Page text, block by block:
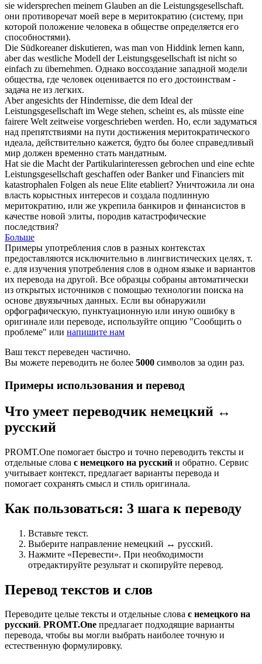
sie widersprechen meinem Glauben an die Leistungsgesellschaft.
они противоречат моей вере в меритократию (систему, при
которой положение человека в обществе определяется его
способностями).
Die Südkoreaner diskutieren, was man von Hiddink lernen kann,
aber das westliche Modell derLeistungsgesellschaft ist nicht so
einfach zu übernehmen. Однако воссоздание западной модели
общества, где человек оценивается по его достоинствам -
задача не из легких.
Aber angesichts der Hindernisse, die dem Ideal der
Leistungsgesellschaft im Wege stehen, scheint es, als müsste eine
fairere Welt zeitweise vorgeschrieben werden. Но, если задуматься
над препятствиями на пути достижения меритократического
идеала, действительно кажется, будто бы более справедливый
мир должен временно стать мандатным.
Hat sie die Macht der Partikularinteressen gebrochen und eine echte
Leistungsgesellschaft geschaffen oder Banker und Financiers mit
katastrophalen Folgen als neue Elite etabliert? Уничтожила ли она
власть корыстных интересов и создала подлинную
меритократию, или же укрепила банкиров и финансистов в
качестве новой элиты, породив катастрофические
последствия?
Больше
Примеры употребления слов в разных контекстах
предоставляются исключительно в лингвистических целях, т.
е. для изучения употребления слов в одном языке и вариантов
их перевода на другой. Все образцы собраны автоматически
из открытых источников с помощью технологии поиска на
основе двуязычных данных. Если вы обнаружили
орфографическую, пунктуационную или иную ошибку в
оригинале или переводе, используйте опцию "Сообщить о
проблеме" или напишите нам
Ваш текст переведен частично.
Вы можете переводить не более 5000 символов за один раз.
Примеры использования и перевод
Что умеет переводчик немецкий ↔
русский
PROMT.One помогает быстро и точно переводить тексты и
отдельные слова с немецкого на русский и обратно. Сервис
учитывает контекст, предлагает варианты перевода и
помогает сохранять смысл и стиль оригинала.
Как пользоваться: 3 шага к переводу
Вставьте текст.
Выберите направление немецкий ↔ русский.
Нажмите «Перевести». При необходимости
отредактируйте результат и скопируйте перевод.
Перевод текстов и слов
Переводите целые тексты и отдельные слова с немецкого на
русский. PROMT.One предлагает подходящие варианты
перевода, чтобы вы могли выбрать наиболее точную и
естественную формулировку.